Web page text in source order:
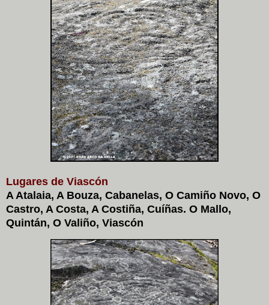
Lugares de Viascón
A Atalaia, A Bouza, Cabanelas, O Camiño Novo, O
Castro, A Costa, A Costiña, Cuíñas. O Mallo,
Quintán, O Valiño, Viascón